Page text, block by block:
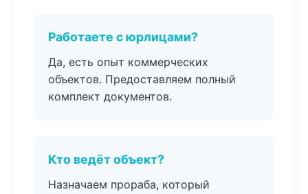
Работаете с юрлицами?
Да, есть опыт коммерческих
объектов. Предоставляем полный
комплект документов.
Кто ведёт объект?
Назначаем прораба, который